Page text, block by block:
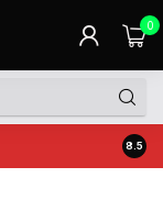
0
Prix
8.5